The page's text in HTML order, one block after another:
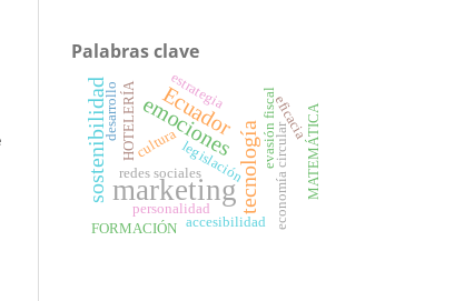
Palabras clave
marketing
emociones
sostenibilidad tecnología
Ecuador
cultura evasión fiscaleconomía circular
estrategia
accesibilidad
redes sociales
personalidad
legislación
HOTELERÍA
FORMACIÓN
desarrollo eficaciaMATEMÁTICA